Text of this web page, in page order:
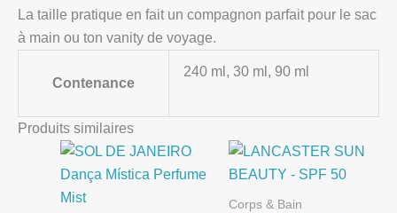
La taille pratique en fait un compagnon parfait pour le sac
à main ou ton vanity de voyage.
Contenance
240 ml, 30 ml, 90 ml
Produits similaires
Corps & Bain